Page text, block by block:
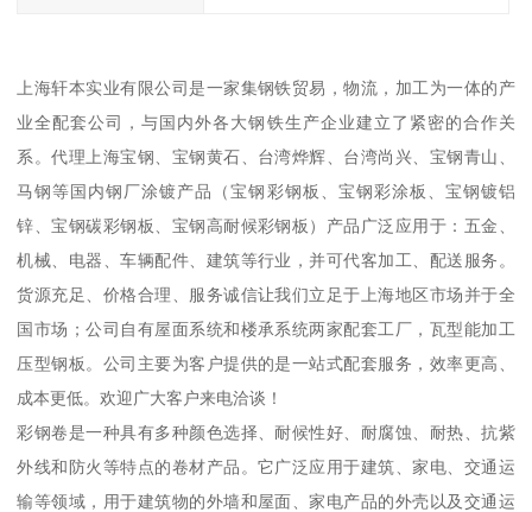
上海轩本实业有限公司是一家集钢铁贸易，物流，加工为一体的产
业全配套公司，与国内外各大钢铁生产企业建立了紧密的合作关
系。代理上海宝钢、宝钢黄石、台湾烨辉、台湾尚兴、宝钢青山、
马钢等国内钢厂涂镀产品（宝钢彩钢板、宝钢彩涂板、宝钢镀铝
锌、宝钢碳彩钢板、宝钢高耐候彩钢板）产品广泛应用于：五金、
机械、电器、车辆配件、建筑等行业，并可代客加工、配送服务。
货源充足、价格合理、服务诚信让我们立足于上海地区市场并于全
国市场；公司自有屋面系统和楼承系统两家配套工厂，瓦型能加工
压型钢板。公司主要为客户提供的是一站式配套服务，效率更高、
成本更低。欢迎广大客户来电洽谈！
彩钢卷是一种具有多种颜色选择、耐候性好、耐腐蚀、耐热、抗紫
外线和防火等特点的卷材产品。它广泛应用于建筑、家电、交通运
输等领域，用于建筑物的外墙和屋面、家电产品的外壳以及交通运